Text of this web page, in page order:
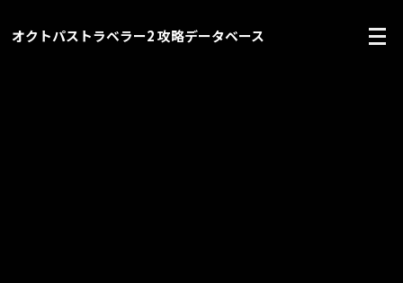
オクトパストラベラー2 攻略データベース